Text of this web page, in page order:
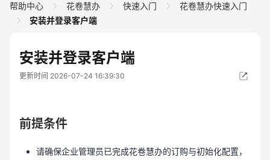
帮助中心 花卷慧办 快速入门
花卷慧办快速入门
安装并登录客户端
安装并登录客户端
更新时间 2026-07-24 16:39:30
前提条件
请确保企业管理员已完成花卷慧办的订购与初始化配置，